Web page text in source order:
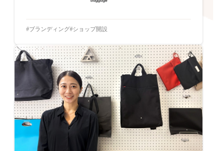
ブランディング ショップ開設